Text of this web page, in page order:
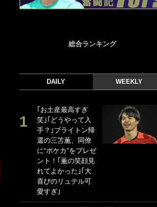
総合ランキング
DAILY WEEKLY
｢お土産最高すぎ
笑｣｢どうやって入
手？｣ブライトン帰
還の三笘薫、同僚
に“ポケカ”をプレゼ
ント！｢薫の笑顔見
れてよかった｣｢大
喜びのリュテル可
愛すぎ｣